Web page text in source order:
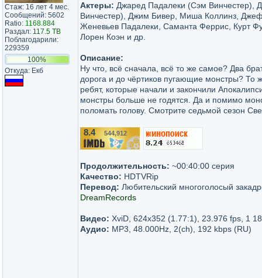
Стаж: 16 лет 4 мес.
Сообщений: 5602
Ratio: 1168.884
Раздал: 117.5 TB
Поблагодарили:
229359
100%
Откуда: Екб
Актеры: Джаред Падалеки (Сэм Винчестер),
Винчестер), Джим Бивер, Миша Коллинз,
Женевьев Падалеки, Саманта Феррис, Курт
Лорен Коэн и др.
Описание:
Ну что, всё сначала, всё то же самое? Два
дорога и до чёртиков пугающие монстры? То
ребят, которые начали и закончили
монстры больше не годятся. Да и помимо
поломать голову. Смотрите седьмой сезон
8.4/10 544,912
Продолжительность: ~00:40:00 серия
Качество: HDTVRip
Перевод: Любительский многоголосый
DreamRecords
Видео: XviD, 624x352 (1.77:1), 23.976 fps, 1
Аудио: MP3, 48.000Hz, 2(ch), 192 kbps (RU)